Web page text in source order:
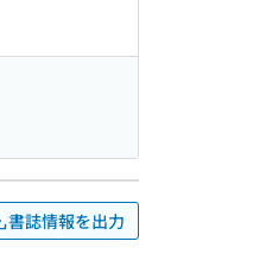
書誌情報を出力